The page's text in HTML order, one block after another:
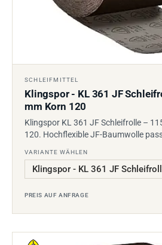
SCHLEIFMITTEL
Klingspor - KL 361 JF
mm Korn 120
Klingspor KL 361 JF Schleifrolle –
120. Hochflexible JF-Baumwolle
VARIANTE WÄHLEN
PREIS AUF ANFRAGE